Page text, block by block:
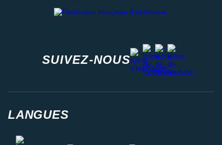
SUIVEZ-NOUS
instagram
facebook
stravayoutube
LANGUES